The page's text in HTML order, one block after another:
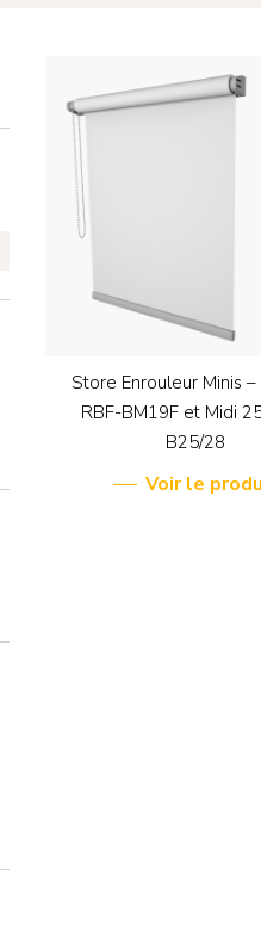
Store Enrouleur Minis –
RBF-BM19F et Midi
B25/28
Voir le